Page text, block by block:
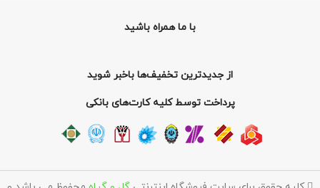
با ما همراه باشید
از جدیدترین تخفیف‌ها باخبر شوید
پرداخت توسط کلیه کارت‌های بانکی